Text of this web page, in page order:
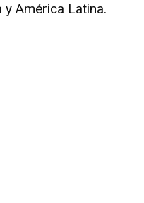
América Latina.